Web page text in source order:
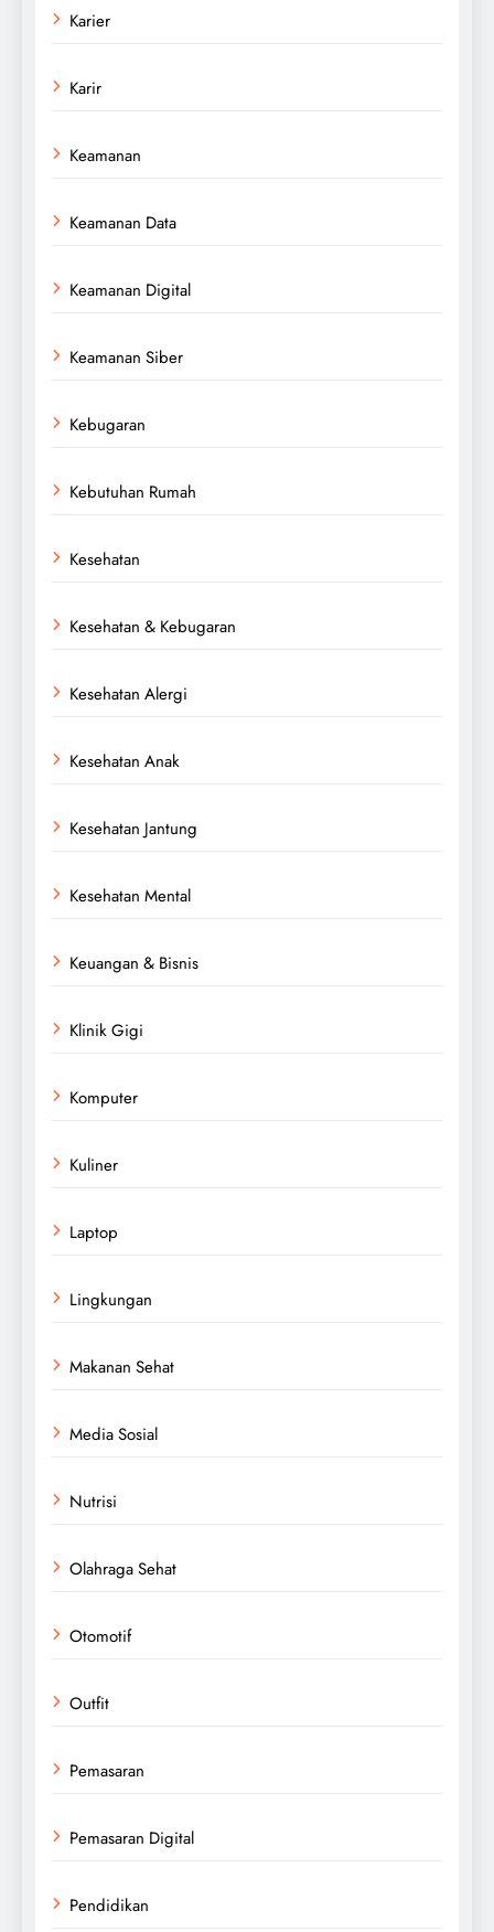
Karier
Karir
Keamanan
Keamanan Data
Keamanan Digital
Keamanan Siber
Kebugaran
Kebutuhan Rumah
Kesehatan
Kesehatan & Kebugaran
Kesehatan Alergi
Kesehatan Anak
Kesehatan Jantung
Kesehatan Mental
Keuangan & Bisnis
Klinik Gigi
Komputer
Kuliner
Laptop
Lingkungan
Makanan Sehat
Media Sosial
Nutrisi
Olahraga Sehat
Otomotif
Outfit
Pemasaran
Pemasaran Digital
Pendidikan